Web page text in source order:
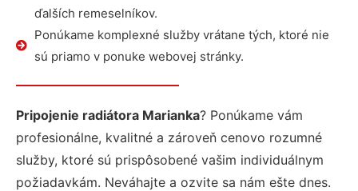
ďalších remeselníkov.
Ponúkame komplexné služby vrátane tých, ktoré nie
sú priamo v ponuke webovej stránky.
Pripojenie radiátora Marianka? Ponúkame vám
profesionálne, kvalitné a zároveň cenovo rozumné
služby, ktoré sú prispôsobené vašim individuálnym
požiadavkám. Neváhajte a ozvite sa nám ešte dnes.